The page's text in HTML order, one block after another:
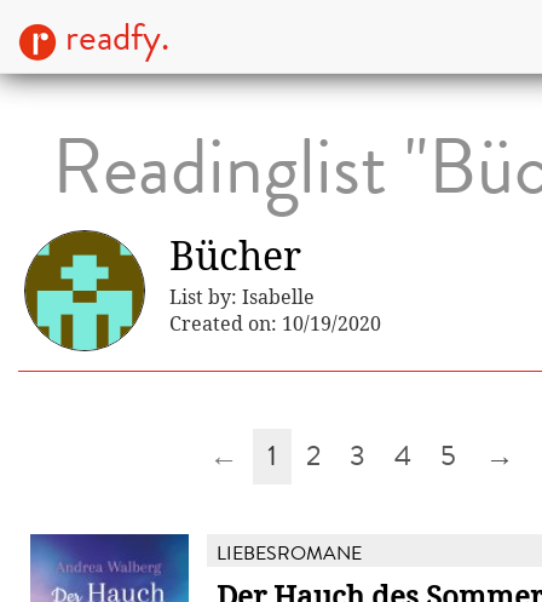
readfy.
Readinglist
Bücher
List by: Isabelle
Created on: 10/19/2020
← 1 2 3 4 5 →
LIEBESROMANE